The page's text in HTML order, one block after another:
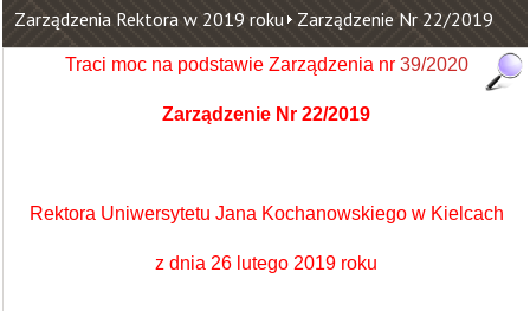
Zarządzenia Rektora w 2019 roku Zarządzenie Nr 22/2019
Traci moc na podstawie Zarządzenia nr 39/2020
Zarządzenie Nr 22/2019
Rektora Uniwersytetu Jana Kochanowskiego w Kielcach
z dnia 26 lutego 2019 roku